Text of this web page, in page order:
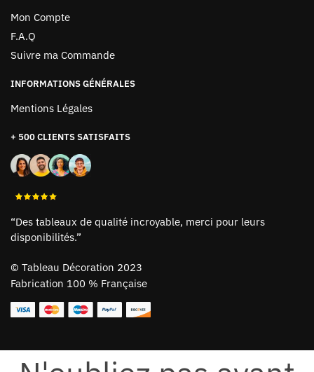
Mon Compte
F.A.Q
Suivre ma Commande
INFORMATIONS GÉNÉRALES
Mentions Légales
+ 500 CLIENTS SATISFAITS
“Des tableaux de qualité incroyable, merci pour leurs
disponibilités.”
© Tableau Décoration 2023
Fabrication 100 % Française